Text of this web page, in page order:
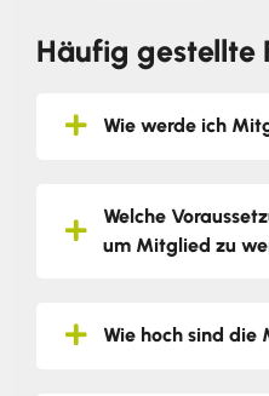
Häufig gestellte
Wie werde ich
Welche
um Mitglied zu
Wie hoch sind